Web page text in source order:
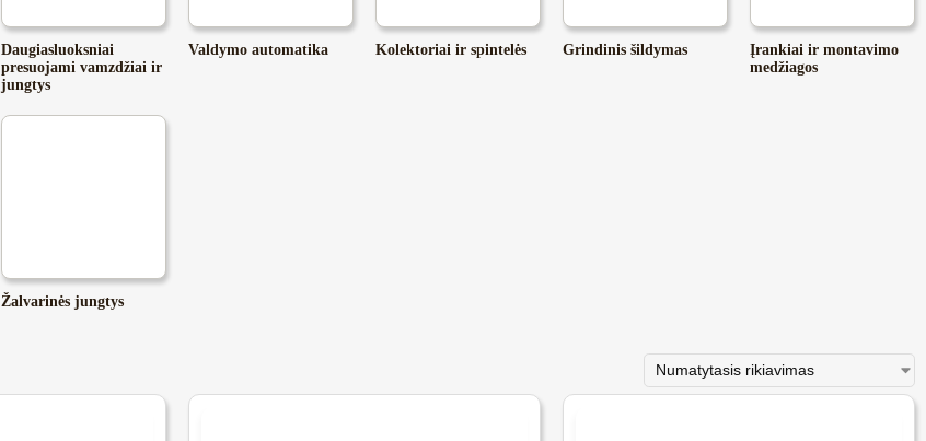
Daugiasluoksniai
presuojami vamzdžiai ir
jungtys
Valdymo automatika Kolektoriai ir spintelės Grindinis šildymas
Įrankiai ir montavimo
medžiagos
Žalvarinės jungtys